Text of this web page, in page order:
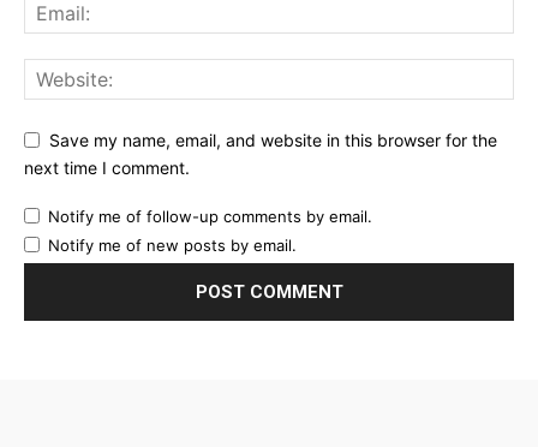
Save my name, email, and website in this browser for the
next time I comment.
Notify me of follow-up comments by email.
Notify me of new posts by email.